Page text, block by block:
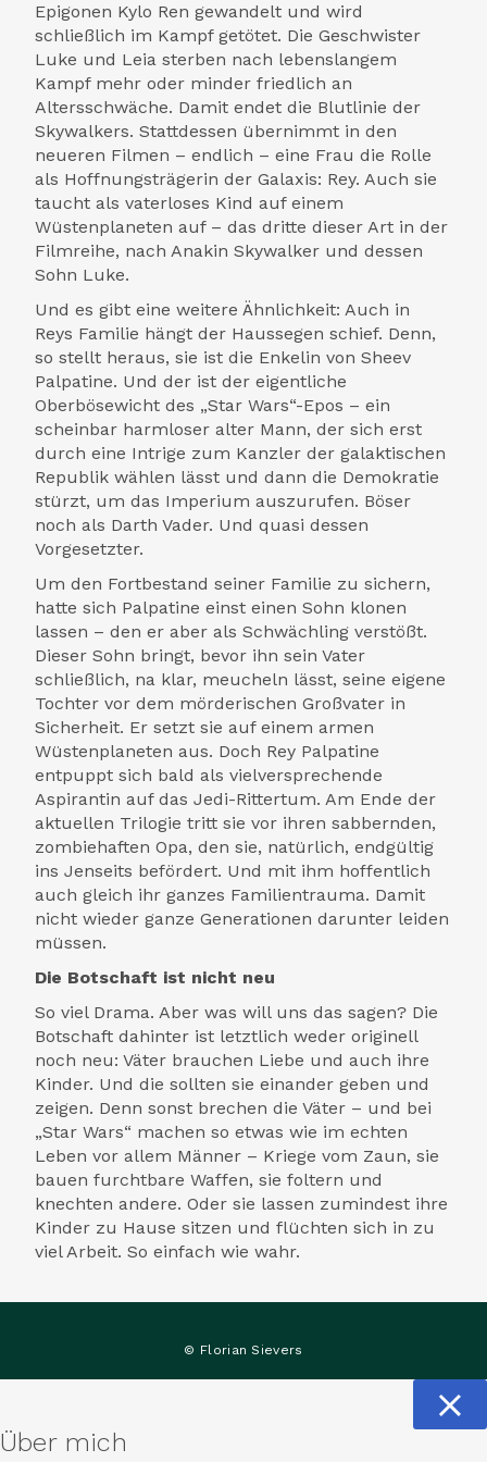
Epigonen Kylo Ren gewandelt und wird
schließlich im Kampf getötet. Die Geschwister
Luke und Leia sterben nach lebenslangem
Kampf mehr oder minder friedlich an
Altersschwäche. Damit endet die Blutlinie der
Skywalkers. Stattdessen übernimmt in den
neueren Filmen – endlich – eine Frau die Rolle
als Hoffnungsträgerin der Galaxis: Rey. Auch sie
taucht als vaterloses Kind auf einem
Wüstenplaneten auf – das dritte dieser Art in der
Filmreihe, nach Anakin Skywalker und dessen
Sohn Luke.
Und es gibt eine weitere Ähnlichkeit: Auch in
Reys Familie hängt der Haussegen schief. Denn,
so stellt heraus, sie ist die Enkelin von Sheev
Palpatine. Und der ist der eigentliche
Oberbösewicht des „Star Wars“-Epos – ein
scheinbar harmloser alter Mann, der sich erst
durch eine Intrige zum Kanzler der galaktischen
Republik wählen lässt und dann die Demokratie
stürzt, um das Imperium auszurufen. Böser
noch als Darth Vader. Und quasi dessen
Vorgesetzter.
Um den Fortbestand seiner Familie zu sichern,
hatte sich Palpatine einst einen Sohn klonen
lassen – den er aber als Schwächling verstößt.
Dieser Sohn bringt, bevor ihn sein Vater
schließlich, na klar, meucheln lässt, seine eigene
Tochter vor dem mörderischen Großvater in
Sicherheit. Er setzt sie auf einem armen
Wüstenplaneten aus. Doch Rey Palpatine
entpuppt sich bald als vielversprechende
Aspirantin auf das Jedi-Rittertum. Am Ende der
aktuellen Trilogie tritt sie vor ihren sabbernden,
zombiehaften Opa, den sie, natürlich, endgültig
ins Jenseits befördert. Und mit ihm hoffentlich
auch gleich ihr ganzes Familientrauma. Damit
nicht wieder ganze Generationen darunter leiden
müssen.
Die Botschaft ist nicht neu
So viel Drama. Aber was will uns das sagen? Die
Botschaft dahinter ist letztlich weder originell
noch neu: Väter brauchen Liebe und auch ihre
Kinder. Und die sollten sie einander geben und
zeigen. Denn sonst brechen die Väter – und bei
„Star Wars“ machen so etwas wie im echten
Leben vor allem Männer – Kriege vom Zaun, sie
bauen furchtbare Waffen, sie foltern und
knechten andere. Oder sie lassen zumindest ihre
Kinder zu Hause sitzen und flüchten sich in zu
viel Arbeit. So einfach wie wahr.
© Florian Sievers
Über mich